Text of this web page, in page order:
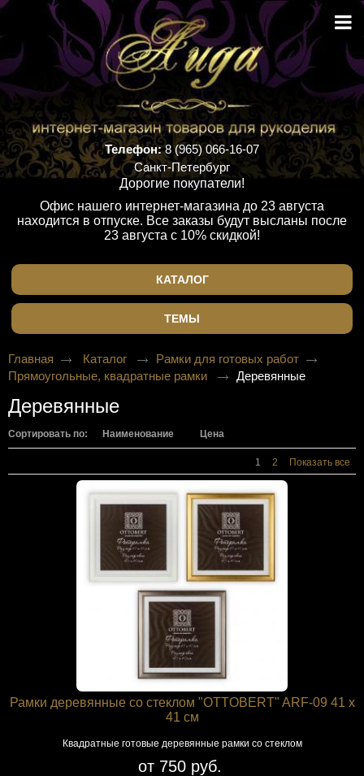
Телефон:8 (965) 066-16-07
Санкт-Петербург
Дорогие покупатели!
Офис нашего интернет-магазина до 23 августа
находится в отпуске. Все заказы будут высланы после
23 августа с 10% скидкой!
КАТАЛОГ
ТЕМЫ
Главная Каталог
Рамки для готовых работ
Прямоугольные, квадратные рамки
Деревянные
Деревянные
Сортировать по: Наименование Цена
1 2 Показать все
Рамки деревянные со стеклом "OTTOBERT" ARF-09 41 х
41 см
Квадратные готовые деревянные рамки со стеклом
от 750 руб.